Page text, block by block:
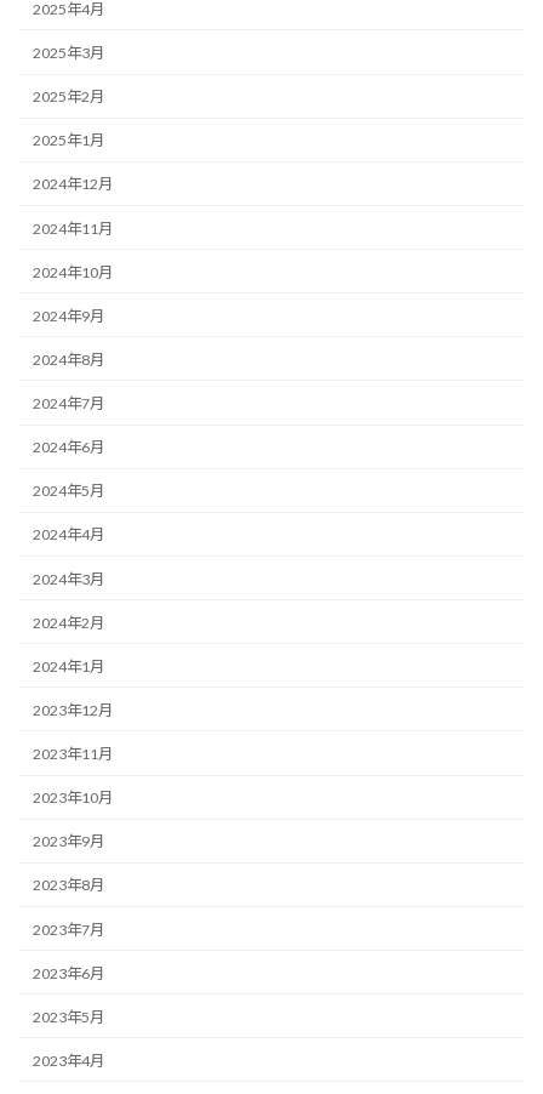
2025年4月
2025年3月
2025年2月
2025年1月
2024年12月
2024年11月
2024年10月
2024年9月
2024年8月
2024年7月
2024年6月
2024年5月
2024年4月
2024年3月
2024年2月
2024年1月
2023年12月
2023年11月
2023年10月
2023年9月
2023年8月
2023年7月
2023年6月
2023年5月
2023年4月